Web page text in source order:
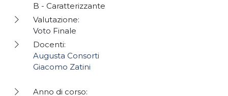
B - Caratterizzante
Valutazione:
Voto Finale
Docenti:
Augusta Consorti
Giacomo Zatini
Anno di corso: